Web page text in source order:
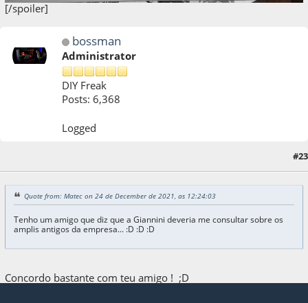
[/spoiler]
bossman
Administrator
DIY Freak
Posts: 6,368
Logged
#23
Quote from: Matec on 24 de December de 2021, as 12:24:03
Tenho um amigo que diz que a Giannini deveria me consultar sobre os
amplis antigos da empresa... :D :D :D
Concordo bastante com teu amigo ! ;D